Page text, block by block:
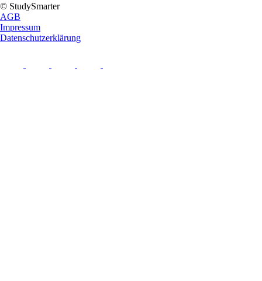
© StudySmarter
AGB
Impressum
Datenschutzerklärung